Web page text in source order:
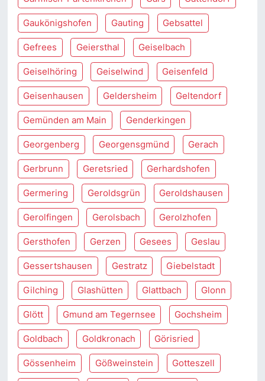
Gaukönigshofen Gauting Gebsattel
Gefrees Geiersthal Geiselbach
Geiselhöring Geiselwind Geisenfeld
Geisenhausen Geldersheim Geltendorf
Gemünden am Main Genderkingen
Georgenberg Georgensgmünd Gerach
Gerbrunn Geretsried Gerhardshofen
Germering Geroldsgrün Geroldshausen
Gerolfingen Gerolsbach Gerolzhofen
Gersthofen Gerzen Gesees Geslau
Gessertshausen Gestratz Giebelstadt
Gilching Glashütten Glattbach Glonn
Glött Gmund am Tegernsee Gochsheim
Goldbach Goldkronach Görisried
Gössenheim Gößweinstein Gotteszell